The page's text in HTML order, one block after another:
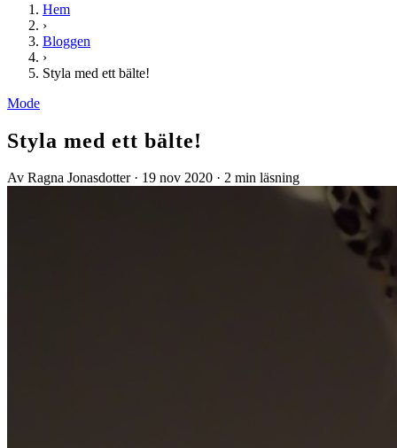
Hem
›
Bloggen
›
Styla med ett bälte!
Mode
Styla med ett bälte!
Av Ragna Jonasdotter · 19 nov 2020 · 2 min läsning